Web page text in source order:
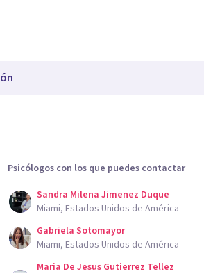
Psicólogos con los que puedes contactar
Sandra Milena Jimenez Duque
Miami, Estados Unidos de América
Gabriela Sotomayor
Miami, Estados Unidos de América
Maria De Jesus Gutierrez Tellez